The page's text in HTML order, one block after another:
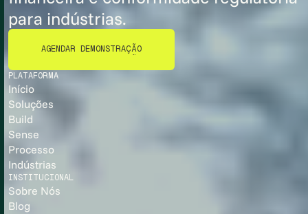
para indústrias.
AGENDAR DEMONSTRAÇÃO
PLATAFORMA
Início
Soluções
Build
Sense
Processo
Indústrias
INSTITUCIONAL
Sobre Nós
Blog